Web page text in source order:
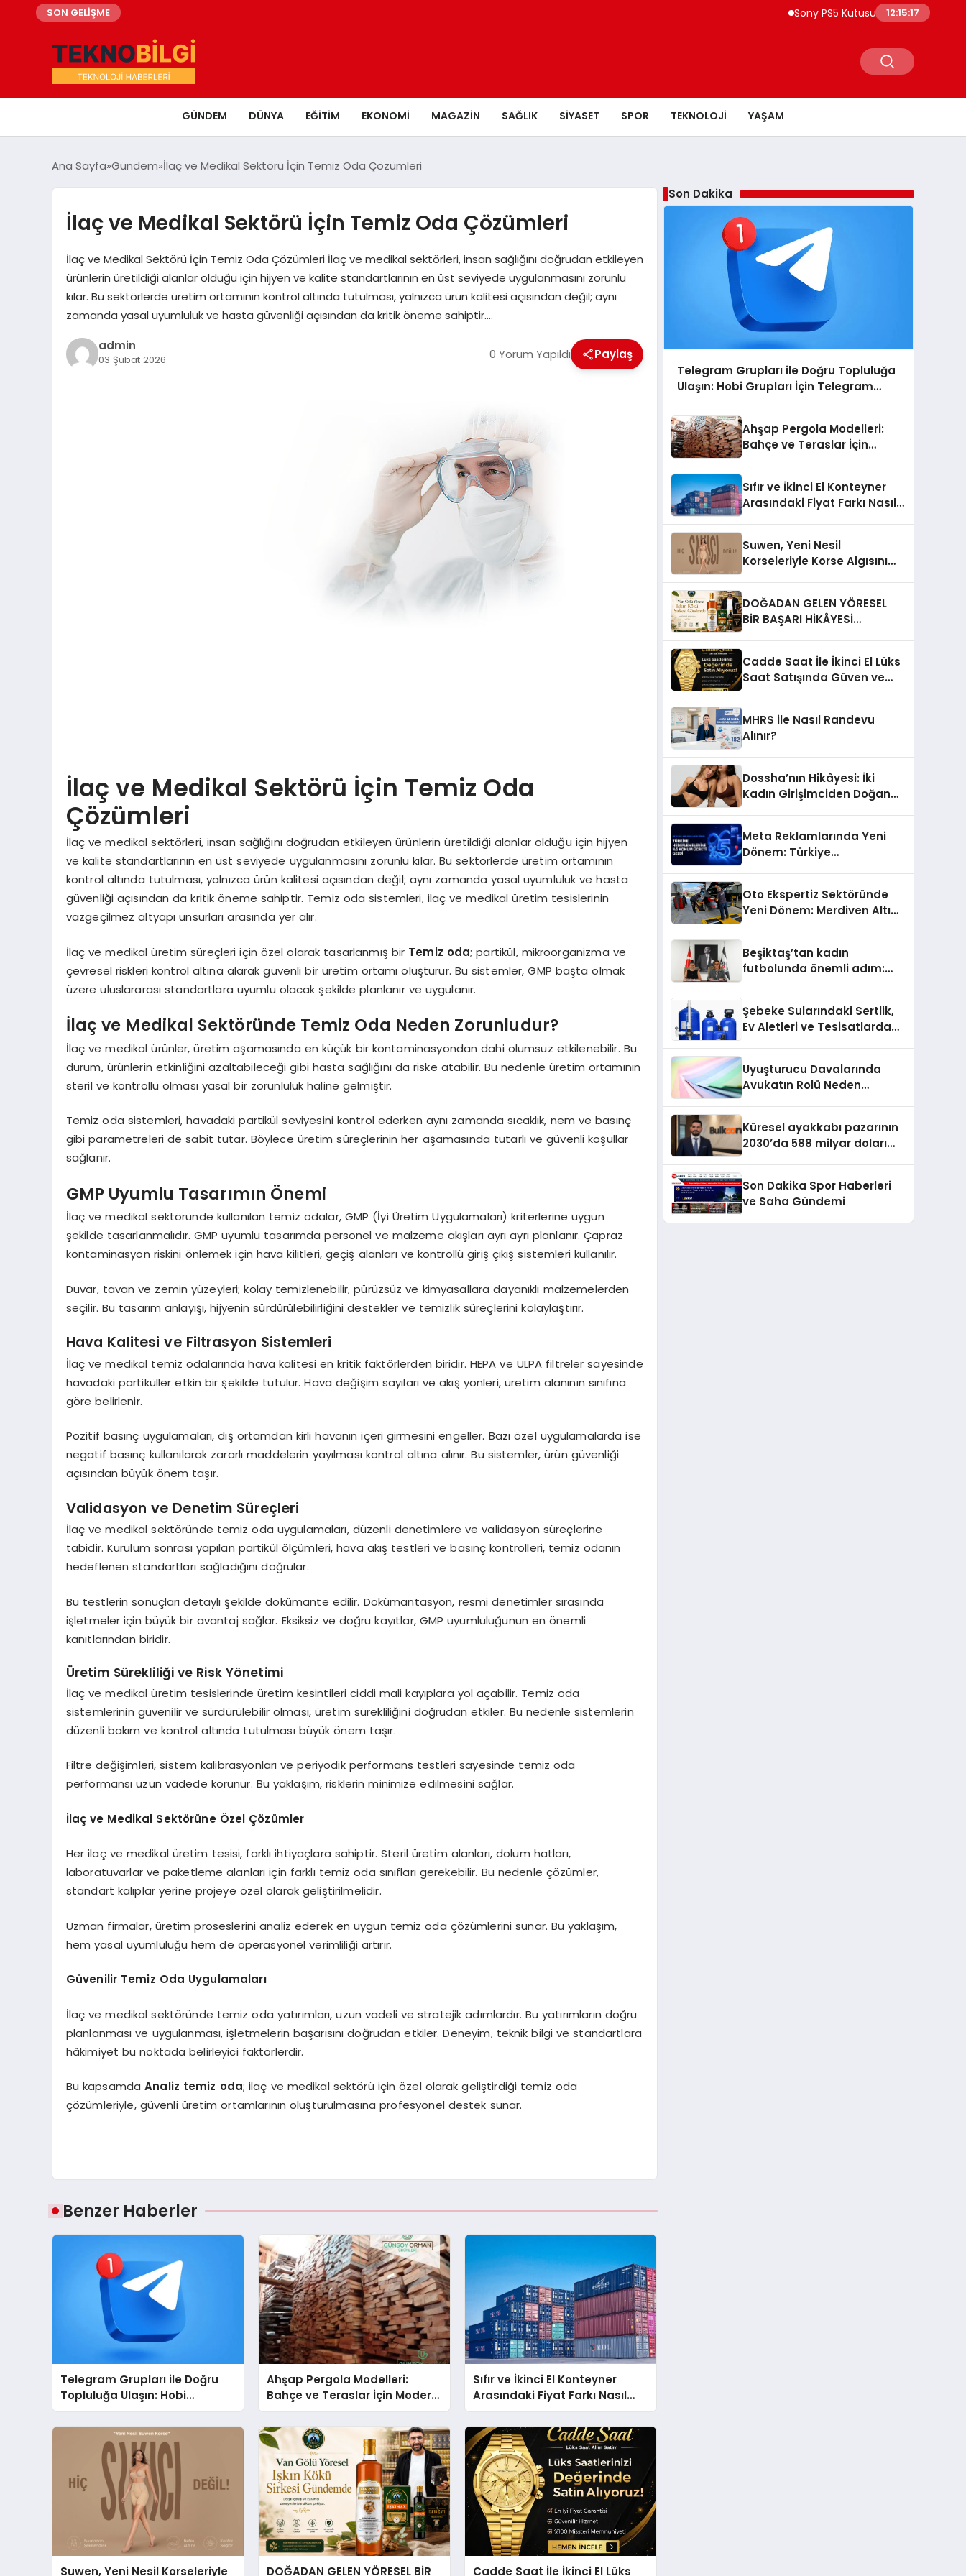
SON GELİŞME Sony PS5 Kutusuna 2028 Uyarısı Yeni
12:15:18
GÜNDEM DÜNYA EĞITIM EKONOMI MAGAZIN SAĞLIK SIYASET SPOR TEKNOLOJI YAŞAM
Ana Sayfa Gündem İlaç ve Medikal Sektörü İçin Temiz Oda Çözümleri
İlaç ve Medikal Sektörü İçin Temiz Oda Çözümleri
İlaç ve Medikal Sektörü İçin Temiz Oda Çözümleri İlaç ve medikal sektörleri, insan sağlığını doğrudan etkileyen
ürünlerin üretildiği alanlar olduğu için hijyen ve kalite standartlarının en üst seviyede uygulanmasını zorunlu
kılar. Bu sektörlerde üretim ortamının kontrol altında tutulması, yalnızca ürün kalitesi açısından değil; aynı
zamanda yasal uyumluluk ve hasta güvenliği açısından da kritik öneme sahiptir….
admin
03 Şubat 2026 0 Yorum Yapıldı Paylaş
İlaç ve Medikal Sektörü İçin Temiz Oda
Çözümleri
İlaç ve medikal sektörleri, insan sağlığını doğrudan etkileyen ürünlerin üretildiği alanlar olduğu için hijyen
ve kalite standartlarının en üst seviyede uygulanmasını zorunlu kılar. Bu sektörlerde üretim ortamının
kontrol altında tutulması, yalnızca ürün kalitesi açısından değil; aynı zamanda yasal uyumluluk ve hasta
güvenliği açısından da kritik öneme sahiptir. Temiz oda sistemleri, ilaç ve medikal üretim tesislerinin
vazgeçilmez altyapı unsurları arasında yer alır.
İlaç ve medikal üretim süreçleri için özel olarak tasarlanmış bir Temiz oda; partikül, mikroorganizma ve
çevresel riskleri kontrol altına alarak güvenli bir üretim ortamı oluşturur. Bu sistemler, GMP başta olmak
üzere uluslararası standartlara uyumlu olacak şekilde planlanır ve uygulanır.
İlaç ve Medikal Sektöründe Temiz Oda Neden Zorunludur?
İlaç ve medikal ürünler, üretim aşamasında en küçük bir kontaminasyondan dahi olumsuz etkilenebilir. Bu
durum, ürünlerin etkinliğini azaltabileceği gibi hasta sağlığını da riske atabilir. Bu nedenle üretim ortamının
steril ve kontrollü olması yasal bir zorunluluk haline gelmiştir.
Temiz oda sistemleri, havadaki partikül seviyesini kontrol ederken aynı zamanda sıcaklık, nem ve basınç
gibi parametreleri de sabit tutar. Böylece üretim süreçlerinin her aşamasında tutarlı ve güvenli koşullar
sağlanır.
GMP Uyumlu Tasarımın Önemi
İlaç ve medikal sektöründe kullanılan temiz odalar, GMP (İyi Üretim Uygulamaları) kriterlerine uygun
şekilde tasarlanmalıdır. GMP uyumlu tasarımda personel ve malzeme akışları ayrı ayrı planlanır. Çapraz
kontaminasyon riskini önlemek için hava kilitleri, geçiş alanları ve kontrollü giriş çıkış sistemleri kullanılır.
Duvar, tavan ve zemin yüzeyleri; kolay temizlenebilir, pürüzsüz ve kimyasallara dayanıklı malzemelerden
seçilir. Bu tasarım anlayışı, hijyenin sürdürülebilirliğini destekler ve temizlik süreçlerini kolaylaştırır.
Hava Kalitesi ve Filtrasyon Sistemleri
İlaç ve medikal temiz odalarında hava kalitesi en kritik faktörlerden biridir. HEPA ve ULPA filtreler sayesinde
havadaki partiküller etkin bir şekilde tutulur. Hava değişim sayıları ve akış yönleri, üretim alanının sınıfına
göre belirlenir.
Pozitif basınç uygulamaları, dış ortamdan kirli havanın içeri girmesini engeller. Bazı özel uygulamalarda ise
negatif basınç kullanılarak zararlı maddelerin yayılması kontrol altına alınır. Bu sistemler, ürün güvenliği
açısından büyük önem taşır.
Validasyon ve Denetim Süreçleri
İlaç ve medikal sektöründe temiz oda uygulamaları, düzenli denetimlere ve validasyon süreçlerine
tabidir. Kurulum sonrası yapılan partikül ölçümleri, hava akış testleri ve basınç kontrolleri, temiz odanın
hedeflenen standartları sağladığını doğrular.
Bu testlerin sonuçları detaylı şekilde dokümante edilir. Dokümantasyon, resmi denetimler sırasında
işletmeler için büyük bir avantaj sağlar. Eksiksiz ve doğru kayıtlar, GMP uyumluluğunun en önemli
kanıtlarından biridir.
Üretim Sürekliliği ve Risk Yönetimi
İlaç ve medikal üretim tesislerinde üretim kesintileri ciddi mali kayıplara yol açabilir. Temiz oda
sistemlerinin güvenilir ve sürdürülebilir olması, üretim sürekliliğini doğrudan etkiler. Bu nedenle sistemlerin
düzenli bakım ve kontrol altında tutulması büyük önem taşır.
Filtre değişimleri, sistem kalibrasyonları ve periyodik performans testleri sayesinde temiz oda
performansı uzun vadede korunur. Bu yaklaşım, risklerin minimize edilmesini sağlar.
İlaç ve Medikal Sektörüne Özel Çözümler
Her ilaç ve medikal üretim tesisi, farklı ihtiyaçlara sahiptir. Steril üretim alanları, dolum hatları,
laboratuvarlar ve paketleme alanları için farklı temiz oda sınıfları gerekebilir. Bu nedenle çözümler,
standart kalıplar yerine projeye özel olarak geliştirilmelidir.
Uzman firmalar, üretim proseslerini analiz ederek en uygun temiz oda çözümlerini sunar. Bu yaklaşım,
hem yasal uyumluluğu hem de operasyonel verimliliği artırır.
Güvenilir Temiz Oda Uygulamaları
İlaç ve medikal sektöründe temiz oda yatırımları, uzun vadeli ve stratejik adımlardır. Bu yatırımların doğru
planlanması ve uygulanması, işletmelerin başarısını doğrudan etkiler. Deneyim, teknik bilgi ve standartlara
hâkimiyet bu noktada belirleyici faktörlerdir.
Bu kapsamdaAnaliz temiz oda; ilaç ve medikal sektörü için özel olarak geliştirdiği temiz oda
çözümleriyle, güvenli üretim ortamlarının oluşturulmasına profesyonel destek sunar.
Benzer Haberler
Telegram Grupları ile Doğru
Topluluğa Ulaşın: Hobi
Grupları İçin Telegram
Kullanımı
Ahşap Pergola Modelleri:
Bahçe ve Teraslar İçin Modern
Tasarım Fikirleri
Sıfır ve İkinci El Konteyner
Arasındaki Fiyat Farkı Nasıl
Oluşur?
Suwen, Yeni Nesil Korseleriyle DOĞADAN GELEN YÖRESEL BİR Cadde Saat İle İkinci El Lüks
Son Dakika
Telegram Grupları ile Doğru Topluluğa
Ulaşın: Hobi Grupları İçin Telegram
Ahşap Pergola Modelleri:
Bahçe ve Teraslar İçin
Sıfır ve İkinci El Konteyner
Arasındaki Fiyat Farkı Nasıl
Suwen, Yeni Nesil
Korseleriyle Korse Algısını
DOĞADAN GELEN YÖRESEL
BİR BAŞARI HİKÂYESİ
Yöresel Işkın Kökü Sirkesi
Cadde Saat İle İkinci El Lüks
Saat Satışında Güven ve
MHRS ile Nasıl Randevu
Alınır?
Dossha’nın Hikâyesi: İki
Kadın Girişimciden Doğan
Meta Reklamlarında Yeni
Dönem: Türkiye
Oto Ekspertiz Sektöründe
Yeni Dönem: Merdiven Altı
Beşiktaş’tan kadın
futbolunda önemli adım:
Gündoğdu kulüp hafızasını
geleceğe taşıyacak
Şebeke Sularındaki Sertlik,
Ev Aletleri ve Tesisatlarda
Uyuşturucu Davalarında
Avukatın Rolü Neden
Küresel ayakkabı pazarının
2030’da 588 milyar doları
Son Dakika Spor Haberleri
ve Saha Gündemi